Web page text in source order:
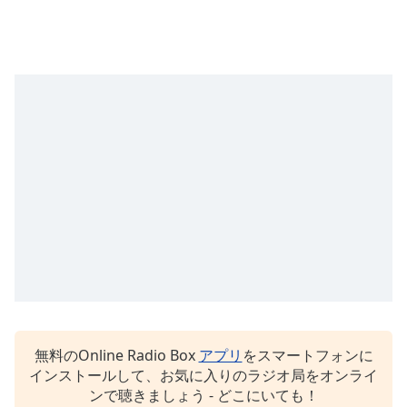
Escape
cancel
無料のOnline Radio Box アプリ をスマートフォンに
インストールして、お気に入りのラジオ局をオンライ
ンで聴きましょう - どこにいても！